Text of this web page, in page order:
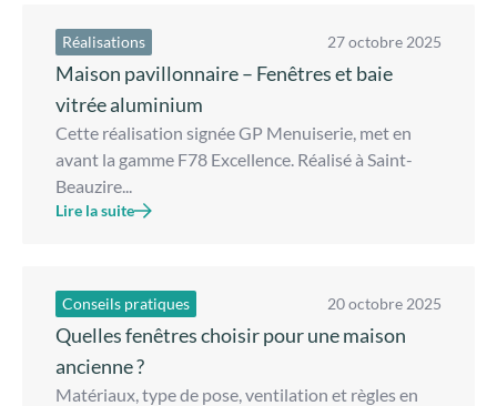
Réalisations 27 octobre 2025
Maison pavillonnaire – Fenêtres et baie
vitrée aluminium
Cette réalisation signée GP Menuiserie, met en
avant la gamme F78 Excellence. Réalisé à Saint-
Beauzire...
Lire la suite
Conseils pratiques 20 octobre 2025
Quelles fenêtres choisir pour une maison
ancienne ?
Matériaux, type de pose, ventilation et règles en